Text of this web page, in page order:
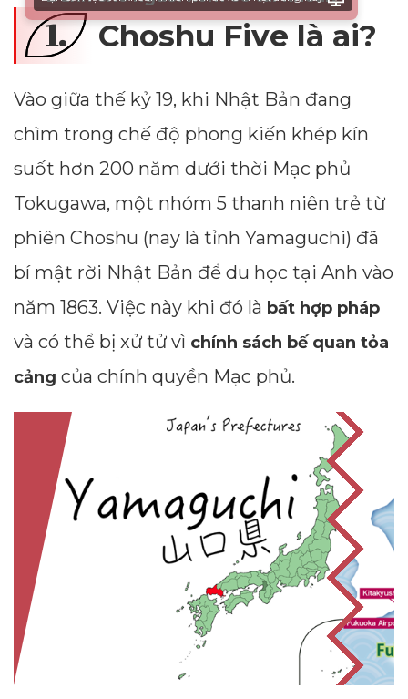
1. Choshu Five là ai?
Vào giữa thế kỷ 19, khi Nhật Bản đang
chìm trong chế độ phong kiến khép kín
suốt hơn 200 năm dưới thời Mạc phủ
Tokugawa, một nhóm 5 thanh niên trẻ từ
phiên Choshu (nay là tỉnh Yamaguchi) đã
bí mật rời Nhật Bản để du học tại Anh vào
năm 1863. Việc này khi đó là bất hợp pháp
và có thể bị xử tử vì chính sách bế quan tỏa
cảng của chính quyền Mạc phủ.